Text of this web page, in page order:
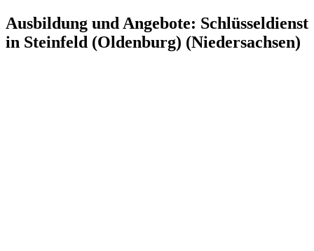
Ausbildung und Angebote: Schlüsseldienst
in Steinfeld (Oldenburg) (Niedersachsen)